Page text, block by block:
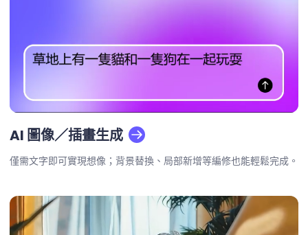
AI 圖像／插畫生成
僅需文字即可實現想像；背景替換、局部新增等編修也能輕鬆完成。